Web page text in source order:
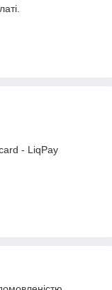
- LiqPay